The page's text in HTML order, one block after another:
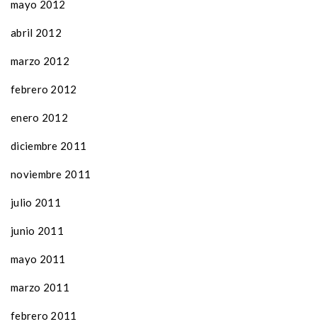
mayo 2012
abril 2012
marzo 2012
febrero 2012
enero 2012
diciembre 2011
noviembre 2011
julio 2011
junio 2011
mayo 2011
marzo 2011
febrero 2011